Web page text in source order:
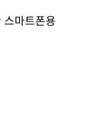
마트폰용